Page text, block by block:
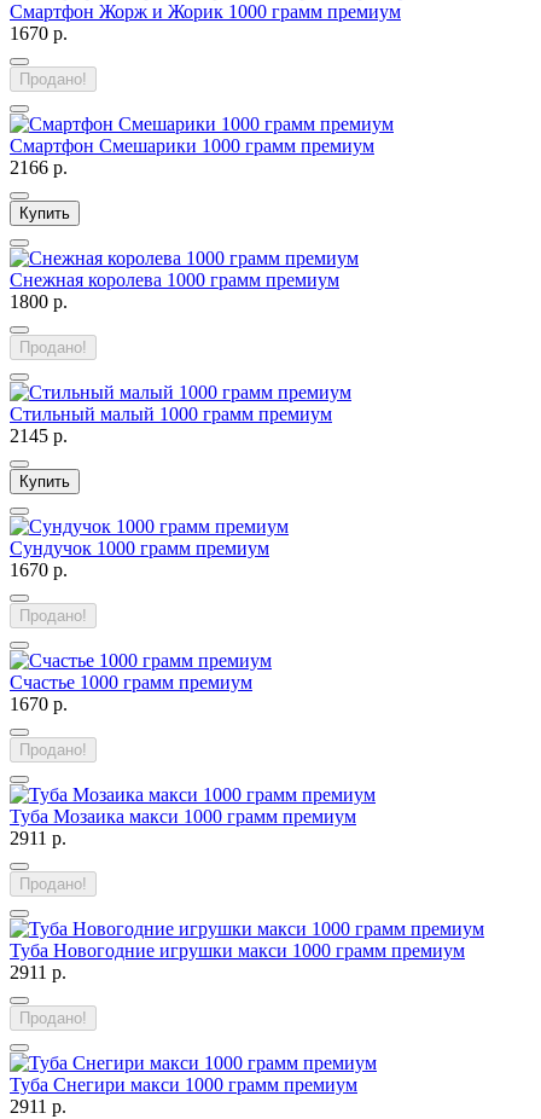
Смартфон Жорж и Жорик 1000 грамм премиум
1670 р.
Продано!
Смартфон Смешарики 1000 грамм премиум
2166 р.
Купить
Снежная королева 1000 грамм премиум
1800 р.
Продано!
Стильный малый 1000 грамм премиум
2145 р.
Купить
Сундучок 1000 грамм премиум
1670 р.
Продано!
Счастье 1000 грамм премиум
1670 р.
Продано!
Туба Мозаика макси 1000 грамм премиум
2911 р.
Продано!
Туба Новогодние игрушки макси 1000 грамм премиум
2911 р.
Продано!
Туба Снегири макси 1000 грамм премиум
2911 р.